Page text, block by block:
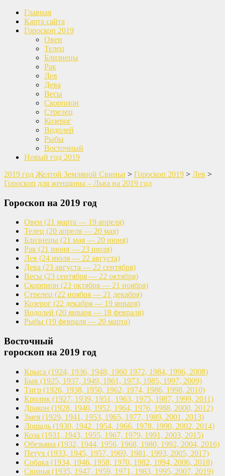
Главная
Карта сайта
Гороскоп 2019
Овен
Телец
Близнецы
Рак
Лев
Дева
Весы
Скорпион
Стрелец
Козерог
Водолей
Рыбы
Восточный
Новый год 2019
2019 год Желтой Земляной Свиньи > Гороскоп 2019 > Лев >
Гороскоп для женщины – Льва на 2019 год
Гороскоп на 2019 год
Овен (21 марта — 19 апреля)
Телец (20 апреля — 20 мая)
Близнецы (21 мая — 20 июня)
Рак (21 июня — 23 июля)
Лев (24 июля — 22 августа)
Дева (23 августа — 22 сентября)
Весы (23 сентября — 22 октября)
Скорпион (23 октября — 21 ноября)
Стрелец (22 ноября — 21 декабря)
Козерог (22 декабря — 19 января)
Водолей (20 января — 18 февраля)
Рыбы (19 февраля — 20 марта)
Восточный
гороскоп на 2019 год
Крыса (1924, 1936, 1948, 1960 1972, 1984, 1996, 2008)
Бык (1925, 1937, 1949, 1961, 1973, 1985, 1997, 2009)
Тигр (1926, 1938, 1950, 1962, 1974, 1986, 1998, 2010)
Кролик (1927, 1939, 1951, 1963, 1975, 1987, 1999, 2011)
Дракон (1928, 1940, 1952, 1964, 1976, 1988, 2000, 2012)
Змея (1929, 1941, 1953, 1965, 1977, 1989, 2001, 2013)
Лошадь (1930, 1942, 1954, 1966, 1978, 1990, 2002, 2014)
Коза (1931, 1943, 1955, 1967, 1979, 1991, 2003, 2015)
Обезьяна (1932, 1944, 1956, 1968, 1980, 1992, 2004, 2016)
Петух (1933, 1945, 1957, 1969, 1981, 1993, 2005, 2017)
Собака (1934, 1946, 1958, 1970, 1982, 1994, 2006, 2018)
Свинья (1935, 1947, 1959, 1971, 1983, 1995, 2007, 2019)